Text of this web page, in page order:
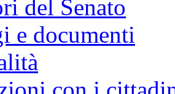
del Senato
e documenti